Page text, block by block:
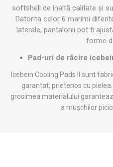
softshell de înaltă calitate și
Datorita celor 6 marimi
laterale, pantalonii pot fi
forme
Pad-uri de răcire
Icebein Cooling Pads II sunt
garantat, prietenos cu
grosimea materialului
a mușchilor